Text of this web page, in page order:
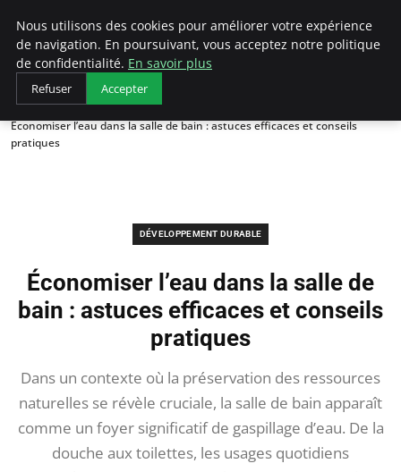
Arcticclimateemergency
Accueil
Développement durable
Économiser l’eau dans la salle de bain : astuces efficaces et conseils
pratiques
DÉVELOPPEMENT DURABLE
Économiser l’eau dans la salle de
bain : astuces efficaces et conseils
pratiques
Dans un contexte où la préservation des ressources
naturelles se révèle cruciale, la salle de bain apparaît
comme un foyer significatif de gaspillage d’eau. De la
douche aux toilettes, les usages quotidiens
Nous utilisons des cookies pour améliorer votre expérience
de navigation. En poursuivant, vous acceptez notre politique
de confidentialité. En savoir plus
Refuser Accepter